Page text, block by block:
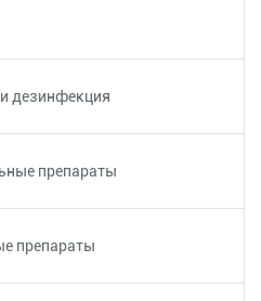
дезинфекция
препараты
препараты